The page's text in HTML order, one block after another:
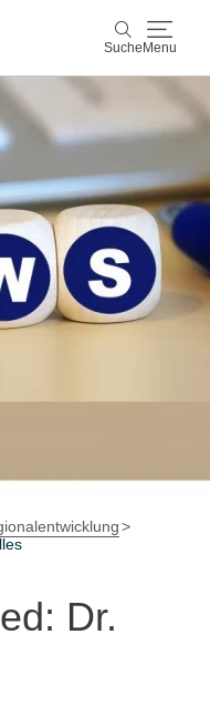
Suche Menu
Karte
Dr.